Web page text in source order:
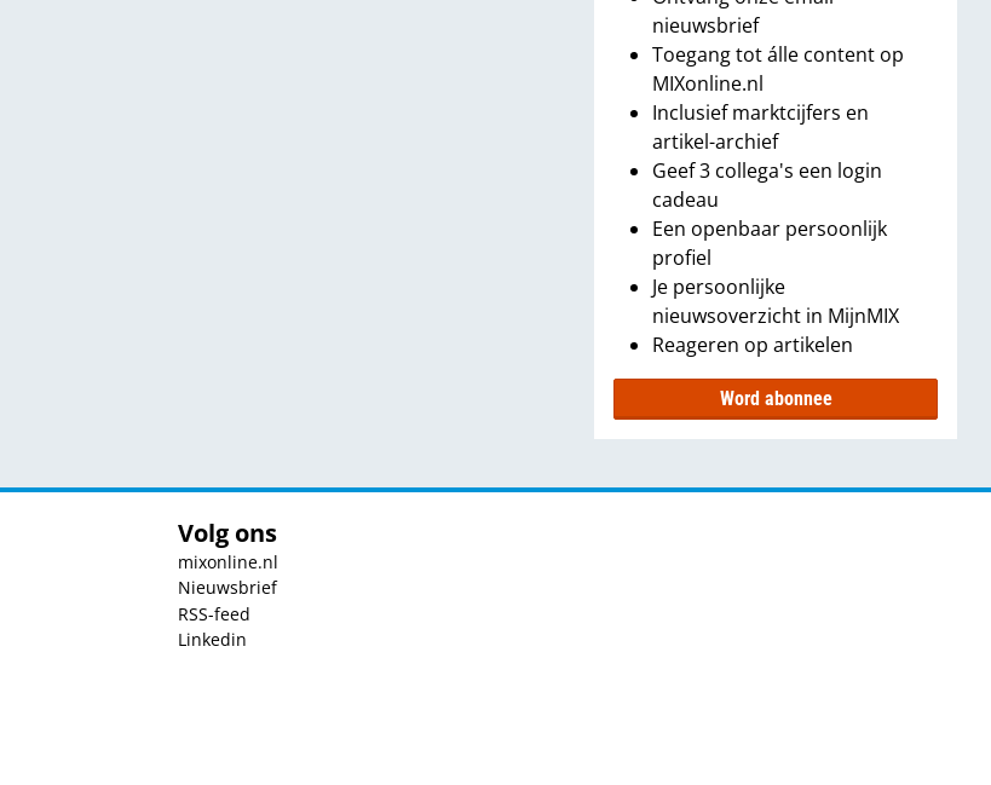
nieuwsbrief
Toegang tot álle content op
MIXonline.nl
Inclusief marktcijfers en
artikel-archief
Geef 3 collega's een login
cadeau
Een openbaar persoonlijk
profiel
Je persoonlijke
nieuwsoverzicht in MijnMIX
Reageren op artikelen
Word abonnee
Volg ons
mixonline.nl
Nieuwsbrief
RSS-feed
Linkedin